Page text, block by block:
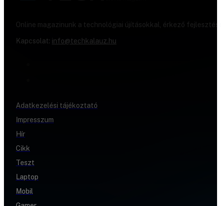
Online magazinunk a technológiai újításokkal, érkező
Kapcsolat: info@techkalauz.hu
Adatkezelési tájékoztató
Impresszum
Hír
Cikk
Teszt
Laptop
Mobil